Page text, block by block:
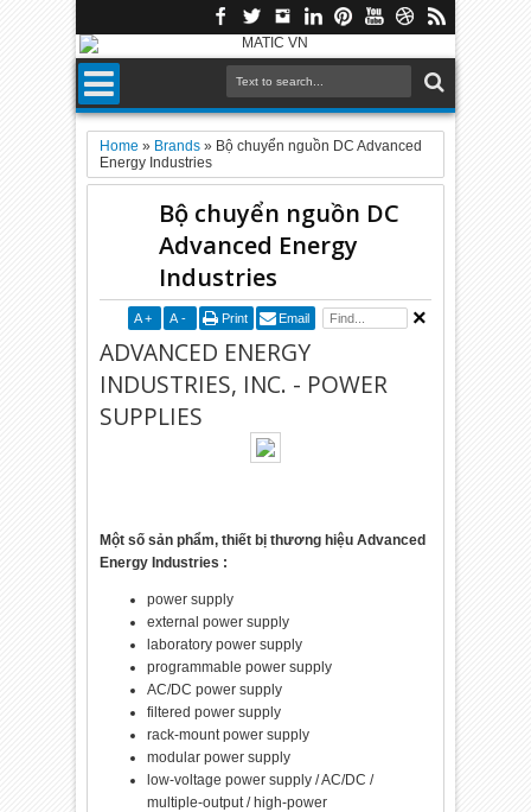
Home » Brands » Bộ chuyển nguồn DC Advanced
Energy Industries
Bộ chuyển nguồn DC
Advanced Energy
Industries
A + A - Print Email
ADVANCED ENERGY
INDUSTRIES, INC. - POWER
SUPPLIES
Một số sản phẩm, thiết bị thương hiệu Advanced
Energy Industries :
power supply
external power supply
laboratory power supply
programmable power supply
AC/DC power supply
filtered power supply
rack-mount power supply
modular power supply
low-voltage power supply / AC/DC /
multiple-output / high-power